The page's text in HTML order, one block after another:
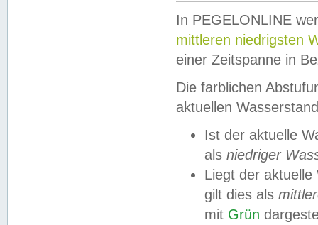
In PEGELONLINE
mittleren niedrigsten
einer Zeitspanne in
Die farblichen
aktuellen
Ist der aktuelle
als niedriger
Liegt der
gilt dies als
mit Grün